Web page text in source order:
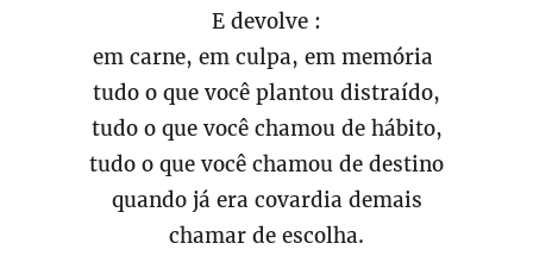
E devolve :
em carne, em culpa, em memória
tudo o que você plantou distraído,
tudo o que você chamou de hábito,
tudo o que você chamou de destino
quando já era covardia demais
chamar de escolha.